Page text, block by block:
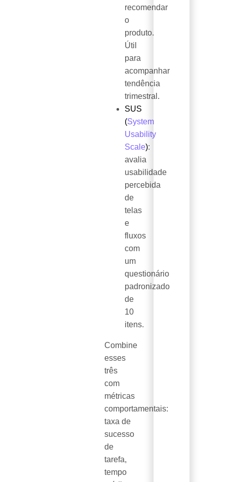
recomendar
o
produto.
Útil
para
acompanhar
tendência
trimestral.
SUS
(System
Usability
Scale):
avalia
usabilidade
percebida
de
telas
e
fluxos
com
um
questionário
padronizado
de
10
itens.
Combine
esses
três
com
métricas
comportamentais:
taxa de
sucesso
de
tarefa,
tempo